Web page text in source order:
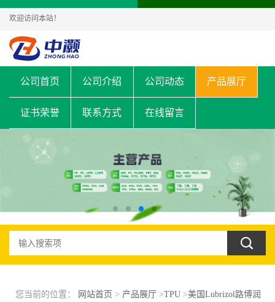
欢迎访问本站！
公司首页 公司介绍 公司动态 产品展厅
证书荣誉 联系方式 在线留言
您当前的位置： 网站首页 > 产品展厅>TPU>美国Lubrizol路博润